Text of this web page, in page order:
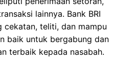
lainnya. Bank BRI
cekatan, teliti, dan mampu
baik untuk bergabung dan
terbaik kepada nasabah.